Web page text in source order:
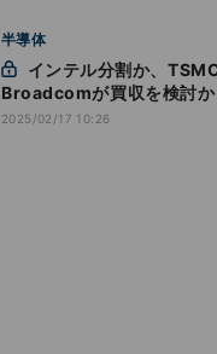
半導体
Broadcomが買収を検討か
2025/02/17 10:26